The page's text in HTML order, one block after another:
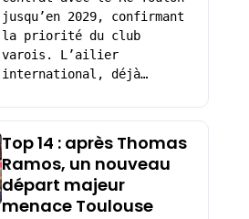
jusqu’en 2029, confirmant
la priorité du club
varois. L’ailier
international, déjà…
Top 14 : après Thomas
Ramos, un nouveau
départ majeur
menace Toulouse